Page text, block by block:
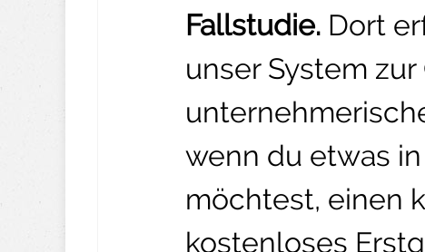
Fallstudie. Dort
unser System
wenn du etwas
möchtest, einen
kostenloses